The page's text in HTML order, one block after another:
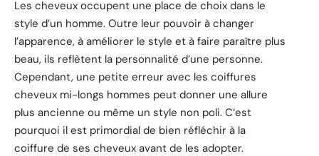
Les cheveux occupent une place de choix dans le
style d’un homme. Outre leur pouvoir à changer
l’apparence, à améliorer le style et à faire paraître plus
beau, ils reflètent la personnalité d’une personne.
Cependant, une petite erreur avec les coiffures
cheveux mi-longs hommes peut donner une allure
plus ancienne ou même un style non poli. C’est
pourquoi il est primordial de bien réfléchir à la
coiffure de ses cheveux avant de les adopter.